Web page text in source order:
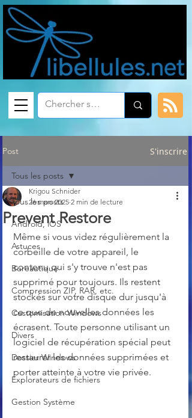
Post S'inscrire
Tous les posts
Android, iOS
Astuces
Bureautique
Compression ZIP, RAR, etc.
Customisation Windows
Divers
Dossier Windows
Explorateurs de fichiers
Gestion Système
Tous les posts
Prevent Restore
Krigou Schnider
26 mars 2025 2 min de lecture
Même si vous videz régulièrement la
corbeille de votre appareil, le
contenu qui s'y trouve n'est pas
supprimé pour toujours. Ils restent
stockés sur votre disque dur jusqu'à
ce que de nouvelles données les
écrasent. Toute personne utilisant un
logiciel de récupération spécial peut
restaurer les données supprimées et
porter atteinte à votre vie privée.